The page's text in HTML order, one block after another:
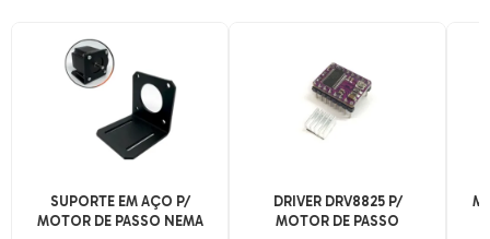
SUPORTE EM AÇO P/
MOTOR DE PASSO NEMA
DRIVER DRV8825 P/
MOTOR DE PASSO